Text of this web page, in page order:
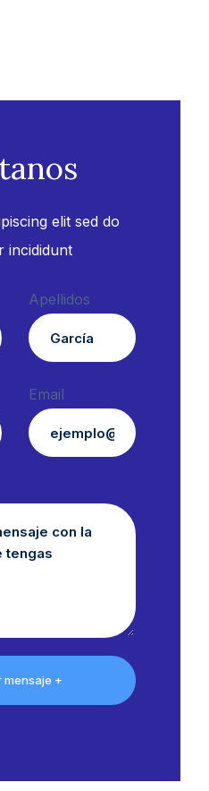
elit sed do
incididunt
Apellidos
Email